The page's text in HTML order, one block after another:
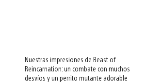
Nuestras impresiones de Beast of
Reincarnation: un combate con muchos
desvíos y un perrito mutante adorable